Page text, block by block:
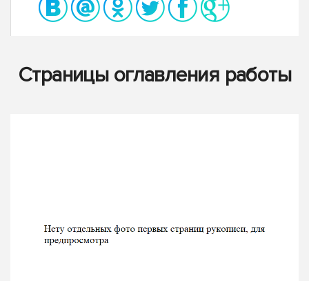
Страницы оглавления работы